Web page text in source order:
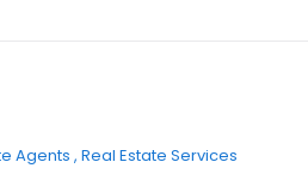
Agents Real Estate Services